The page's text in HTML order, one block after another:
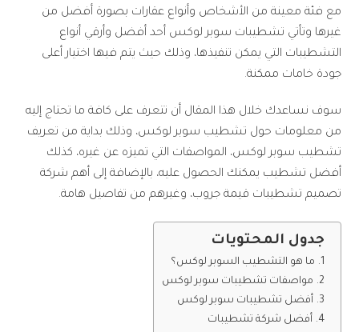
مع فئة معينة من الأشخاص وأنواع عقارات بصورة أفضل من
غيرها وتأتي تشطيبات سوبر لوكس أحد أفضل وأرقي أنواع
التشطيبات التي يمكن تنفيذها، وذلك حيث يتم فيها اختيار أعلى
جودة خامات ممكنة.
سوف نساعدك خلال هذا المقال أن تتعرف على كافة ما تحتاج إليه
من معلومات حول تشطيب سوبر لوكس، وذلك بداية من تعريف
تشطيب سوبر لوكس، المواصفات التي تميزه عن غيره، كذلك
أفضل تشطيب يمكنك الحصول عليه، بالإضافة إلى أهم شركة
تصميم تشطيبات قيمة جروب، وغيرهم من تفاصيل هامة.
جدول المحتويات
ما هو التشطيب السوبر لوكس؟
مواصفات تشطيبات سوبر لوكس
أفضل تشطيبات سوبر لوكس
أفضل شركة تشطيبات